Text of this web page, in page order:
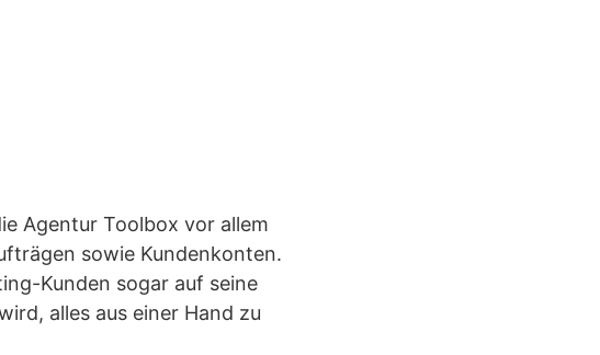
Agentur Toolbox vor allem
sowie Kundenkonten.
Kunden sogar auf seine
alles aus einer Hand zu